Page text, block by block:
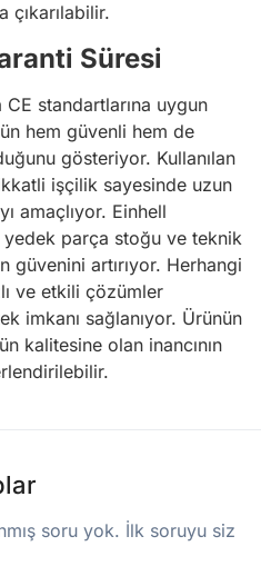
Süresi
standartlarına uygun
hem güvenli hem de
gösteriyor. Kullanılan
işçilik sayesinde uzun
amaçlıyor. Einhell
parça stoğu ve teknik
güvenini artırıyor. Herhangi
ve etkili çözümler
imkanı sağlanıyor. Ürünün
kalitesine olan inancının
soru yok. İlk soruyu siz